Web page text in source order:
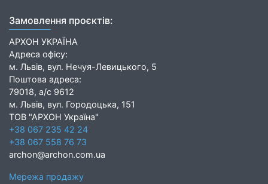
Замовлення проєктів:
АРХОН УКРАЇНА
Адреса офісу:
м. Львів, вул. Нечуя-Левицького, 5
Поштова адреса:
79018, а/с 9612
м. Львів, вул. Городоцька, 151
ТОВ "АРХОН Україна"
+38 067 235 42 24
+38 067 558 76 73
archon@archon.com.ua
Мережа продажу